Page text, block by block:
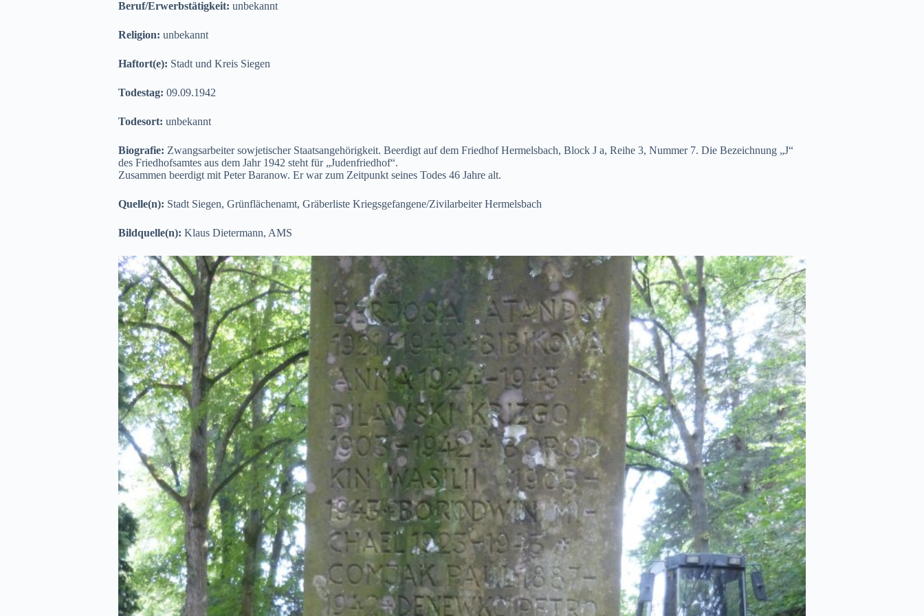
Beruf/Erwerbstätigkeit: unbekannt
Religion: unbekannt
Haftort(e): Stadt und Kreis Siegen
Todestag: 09.09.1942
Todesort: unbekannt
Biografie: Zwangsarbeiter sowjetischer Staatsangehörigkeit. Beerdigt auf dem Friedhof Hermelsbach, Block J a, Reihe 3, Nummer 7. Die Bezeichnung „J“
des Friedhofsamtes aus dem Jahr 1942 steht für „Judenfriedhof“.
Zusammen beerdigt mit Peter Baranow. Er war zum Zeitpunkt seines Todes 46 Jahre alt.
Quelle(n): Stadt Siegen, Grünflächenamt, Gräberliste Kriegsgefangene/Zivilarbeiter Hermelsbach
Bildquelle(n): Klaus Dietermann, AMS